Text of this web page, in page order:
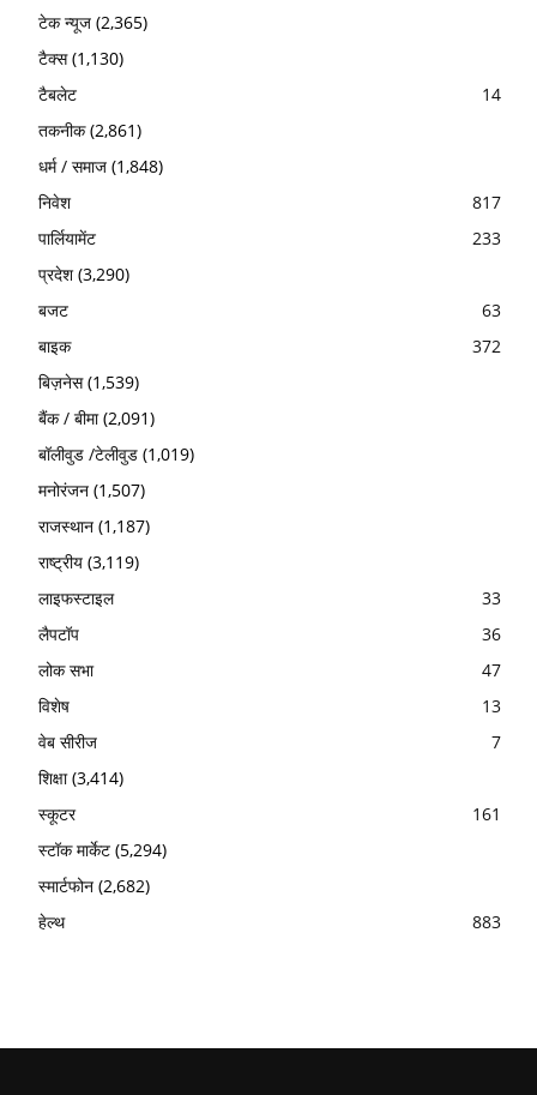
टेक न्यूज (2,365)
टैक्स(1,130)
टैबलेट
14
तकनीक(2,861)
धर्म / समाज (1,848)
निवेश
817
पार्लियामेंट
233
प्रदेश(3,290)
बजट
63
बाइक
372
बिज़नेस(1,539)
बैंक / बीमा(2,091)
बॉलीवुड /टेलीवुड (1,019)
मनोरंजन (1,507)
राजस्थान (1,187)
राष्ट्रीय (3,119)
लाइफस्टाइल
33
लैपटॉप
36
लोक सभा
47
विशेष
13
वेब सीरीज
7
शिक्षा(3,414)
स्कूटर
161
स्टॉक मार्केट (5,294)
स्मार्टफोन (2,682)
हेल्थ
883